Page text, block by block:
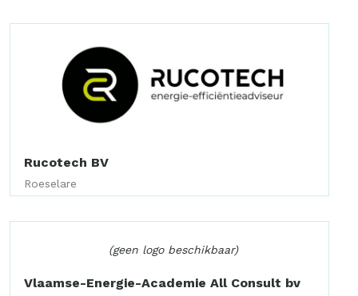
Rucotech BV
Roeselare
(geen logo beschikbaar)
Vlaamse-Energie-Academie All Consult bv